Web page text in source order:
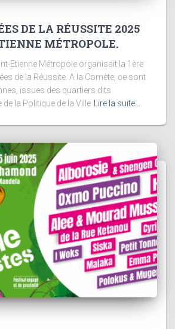
DE LA RÉUSSITE 2025
MÉTROPOLE.
Etienne Métropole organisait la 1ère
de la Réussite. A la Comète, ce sont
issues des quartiers dits
la Politique de la Ville Lire la suite…